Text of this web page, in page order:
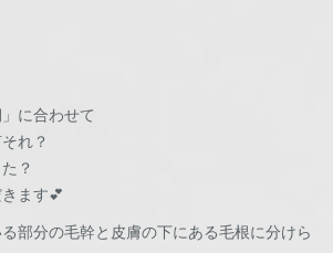
に合わせて
れ？
？
ます💕
部分の毛幹と皮膚の下にある毛根に分けら